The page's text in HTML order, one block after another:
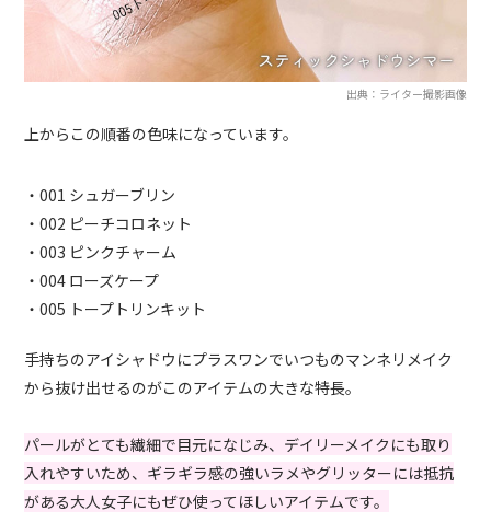
出典：ライター撮影画像
上からこの順番の色味になっています。
・001 シュガーブリン
・002 ピーチコロネット
・003 ピンクチャーム
・004 ローズケープ
・005 トープトリンキット
手持ちのアイシャドウにプラスワンでいつものマンネリメイク
から抜け出せるのがこのアイテムの大きな特長。
パールがとても繊細で目元になじみ、デイリーメイクにも取り
入れやすいため、ギラギラ感の強いラメやグリッターには抵抗
がある大人女子にもぜひ使ってほしいアイテムです。